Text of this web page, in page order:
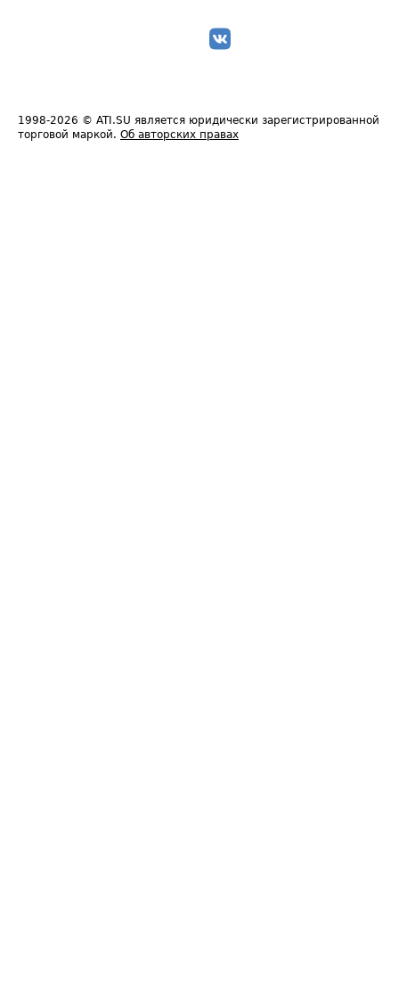
1998-2026 © ATI.SU является юридически зарегистрированной
торговой маркой. Об авторских правах